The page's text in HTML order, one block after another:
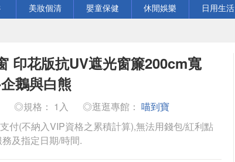
美妝個清 嬰童保健 休閒娛樂 日用生活
印花版抗UV遮光窗簾200cm寬
鵝與白熊
◎規格： 1入 ◎逛逛專館： 喵到寶
付(不納入VIP資格之累積計算),無法用錢包/紅利點
及指定日期/時間.